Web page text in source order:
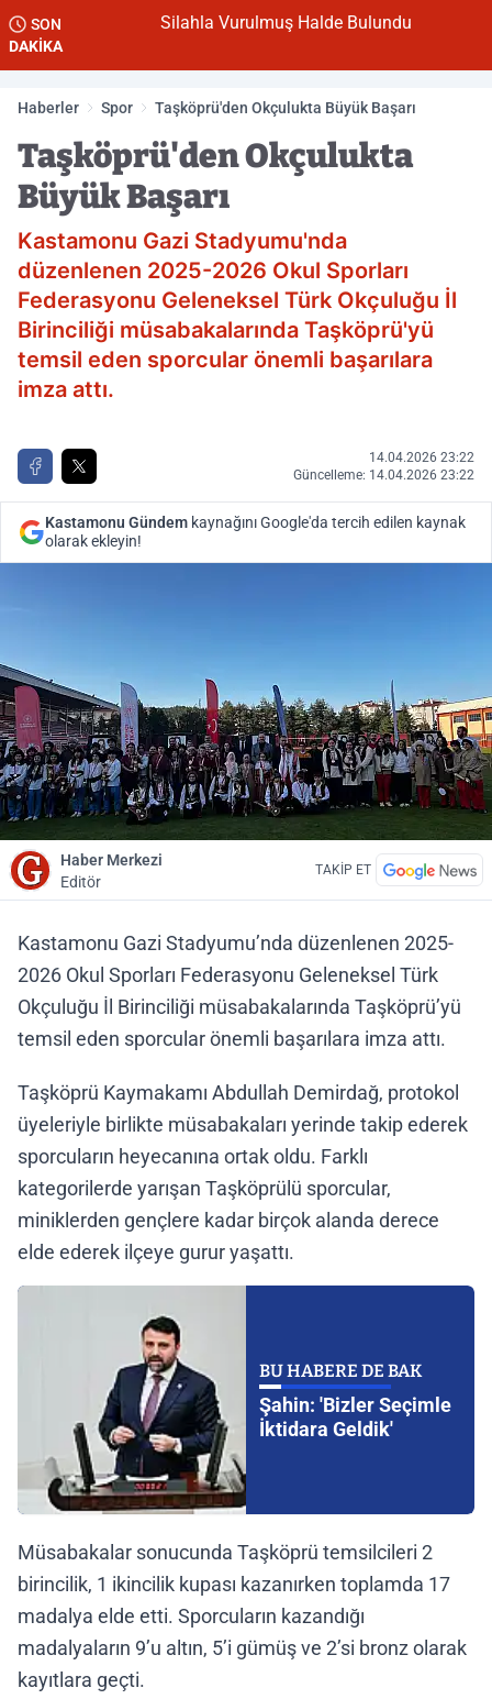
SON
DAKİKA
Silahla Vurulmuş Halde Bulundu
Haberler Spor Taşköprü'den Okçulukta Büyük Başarı
Taşköprü'den Okçulukta
Büyük Başarı
Kastamonu Gazi Stadyumu'nda
düzenlenen 2025-2026 Okul Sporları
Federasyonu Geleneksel Türk Okçuluğu İl
Birinciliği müsabakalarında Taşköprü'yü
temsil eden sporcular önemli başarılara
imza attı.
14.04.2026 23:22
Güncelleme: 14.04.2026 23:22
Kastamonu Gündem kaynağını Google'da tercih edilen kaynak
olarak ekleyin!
Haber Merkezi
Editör
TAKİP ET
Kastamonu Gazi Stadyumu’nda düzenlenen 2025-
2026 Okul Sporları Federasyonu Geleneksel Türk
Okçuluğu İl Birinciliği müsabakalarında Taşköprü’yü
temsil eden sporcular önemli başarılara imza attı.
Taşköprü Kaymakamı Abdullah Demirdağ, protokol
üyeleriyle birlikte müsabakaları yerinde takip ederek
sporcuların heyecanına ortak oldu. Farklı
kategorilerde yarışan Taşköprülü sporcular,
miniklerden gençlere kadar birçok alanda derece
elde ederek ilçeye gurur yaşattı.
BU HABERE DE BAK
Şahin: 'Bizler Seçimle
İktidara Geldik'
Müsabakalar sonucunda Taşköprü temsilcileri 2
birincilik, 1 ikincilik kupası kazanırken toplamda 17
madalya elde etti. Sporcuların kazandığı
madalyaların 9’u altın, 5’i gümüş ve 2’si bronz olarak
kayıtlara geçti.